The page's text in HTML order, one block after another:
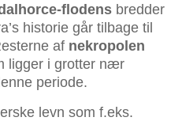
flodens bredder
historie går tilbage til
af nekropolen
ligger i grotter nær
periode.
levn som f.eks.